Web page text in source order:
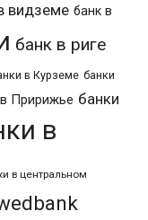
видземе банк в
банк в риге
в Курземе банки
Пририжье банки
в
в центральном